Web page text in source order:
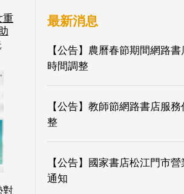
重
對
最新消息
【公告】農曆春節期間網路
時間調整
【公告】教師節網路書店服
整
【公告】國家書店松江門市
通知